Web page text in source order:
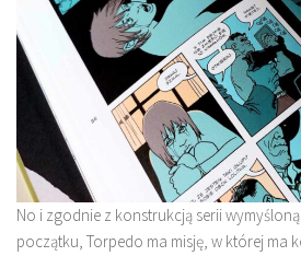
No i zgodnie z konstrukcją serii
początku, Torpedo ma misję, w której ma